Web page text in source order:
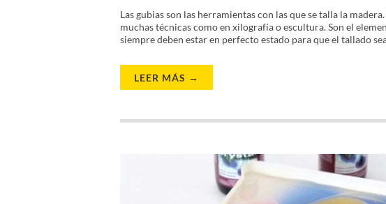
Las gubias son las herramientas con las que se talla la
muchas técnicas como en xilografía o escultura. Son el
siempre deben estar en perfecto estado para que el tallado
LEER MÁS →